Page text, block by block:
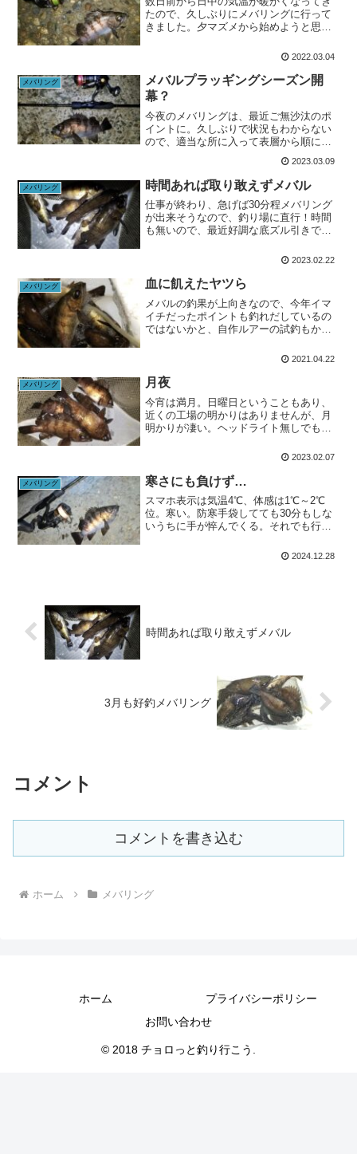
たので、久しぶりにメバリングに行って
きました。夕マズメから始めようと思っ
ったので、暫く待機して19時前からのス
るために、シャローマジ...
2022.03.04
メバリング
メバルプラッギングシーズン開
幕？
今夜のメバリングは、最近ご無沙汰のポ
イントに。久しぶりで状況もわからない
ので、適当な所に入って表層から順に探
ヘッドの重さやワームを取っ替え引っ替
えして、30分程悪戦苦闘しつつようやく
チビッ子get。連発も...
2023.03.09
メバリング 時間あれば取り敢えずメバル
仕事が終わり、急げば30分程メバリング
が出来そうなので、釣り場に直行！時間
も無いので、最近好調な底ズル引きで探
かも空振り。潮がそこそこ動いており結
チな様子。潮が動いて...
2023.02.22
メバリング 血に飢えたヤツら
メバルの釣果が上向きなので、今年イマ
イチだったポイントも釣れだしているの
ではないかと、自作ルアーの試釣もかね
ブルーカレント72TZ リール:17ソアレCI4
2021.04.22
メバリング 月夜
今宵は満月。日曜日ということもあり、
近くの工場の明かりはありませんが、月
明かりが凄い。ヘッドライト無しでもテ
JHを多用するならPEよりエステルのほう
ペアスプールに交...
2023.02.07
メバリング 寒さにも負けず…
スマホ表示は気温4℃、体感は1℃～2℃
位。寒い。防寒手袋してても30分もしな
いうちに手が悴んでくる。それでも行き
んが横風が強く、ジグヘッドを1g未満に
2024.12.28
時間あれば取り敢えずメバル
3月も好釣メバリング
コメント
コメントを書き込む
ホーム メバリング
ホーム
プライバシーポリシー
お問い合わせ
© 2018 チョロっと釣り行こう.